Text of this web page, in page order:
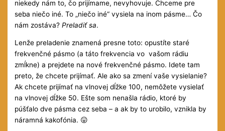
niekedy nám to, čo prijímame, nevyhovuje. Chceme pre
seba niečo iné. To „niečo iné“ vysiela na inom pásme… Čo
nám zostáva?Preladiť sa.
Lenže preladenie znamená presne toto: opustíte staré
frekvenčné pásmo (a táto frekvencia vo vašom rádiu
zmĺkne) a prejdete na nové frekvenčné pásmo. Idete tam
preto, že chcete prijímať. Ale ako sa zmení vaše vysielanie?
Ak chcete prijímať na vlnovej dĺžke 100, nemôžete vysielať
na vlnovej dĺžke 50. Ešte som nenašla rádio, ktoré by
púšťalo dve pásma cez seba – a ak by to urobilo, vznikla by
náramná kakofónia. 😛